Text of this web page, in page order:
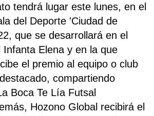
tendrá lugar este lunes, en el
del Deporte 'Ciudad de
que se desarrollará en el
Infanta Elena y en la que
el premio al equipo o club
compartiendo
Boca Te Lía Futsal
Hozono Global recibirá el